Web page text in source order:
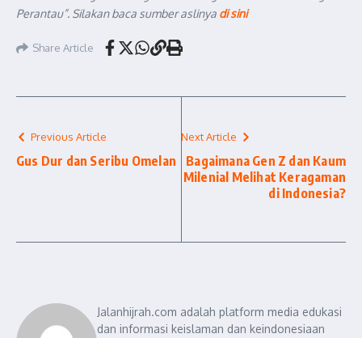
Perantau”. Silakan baca sumber aslinya di sini
Share Article
Previous Article
Gus Dur dan Seribu Omelan
Next Article
Bagaimana Gen Z dan Kaum
Milenial Melihat Keragaman
di Indonesia?
Jalanhijrah.com adalah platform media edukasi
dan informasi keislaman dan keindonesiaan